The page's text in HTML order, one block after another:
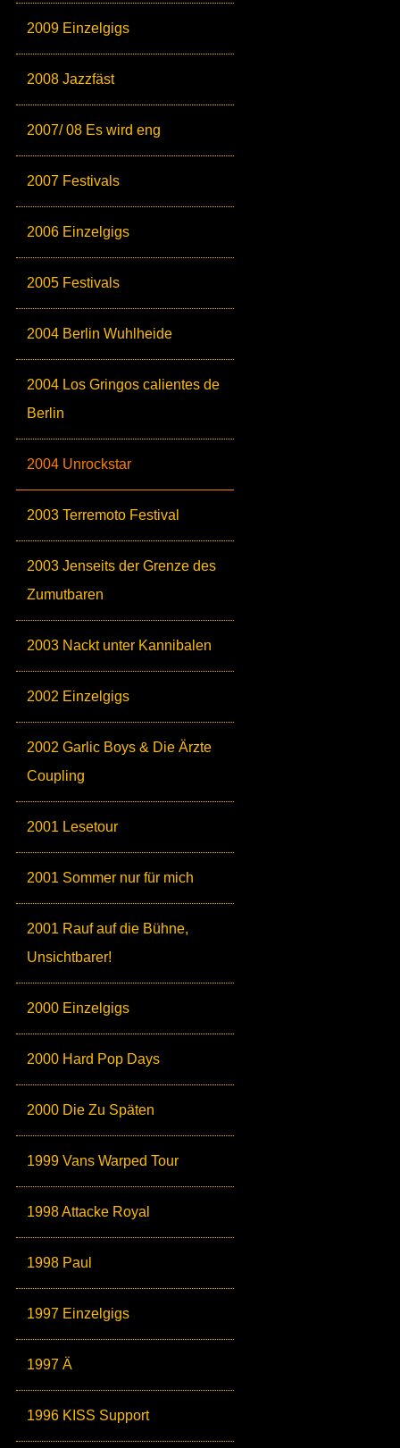
2009 Einzelgigs
2008 Jazzfäst
2007/ 08 Es wird eng
2007 Festivals
2006 Einzelgigs
2005 Festivals
2004 Berlin Wuhlheide
2004 Los Gringos calientes de
Berlin
2004 Unrockstar
2003 Terremoto Festival
2003 Jenseits der Grenze des
Zumutbaren
2003 Nackt unter Kannibalen
2002 Einzelgigs
2002 Garlic Boys & Die Ärzte
Coupling
2001 Lesetour
2001 Sommer nur für mich
2001 Rauf auf die Bühne,
Unsichtbarer!
2000 Einzelgigs
2000 Hard Pop Days
2000 Die Zu Späten
1999 Vans Warped Tour
1998 Attacke Royal
1998 Paul
1997 Einzelgigs
1997 Ä
1996 KISS Support